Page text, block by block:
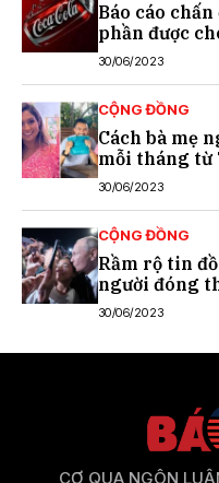
Báo cáo
phần được
30/06/2023
CỘNG ĐỒNG
Cách bà mẹ
mỗi tháng từ
30/06/2023
CỘNG ĐỒNG
Rầm rộ tin
người đóng
30/06/2023
CƠ QUA NGÔN